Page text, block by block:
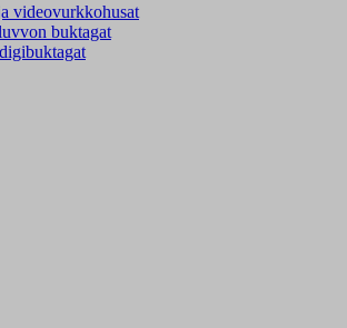
videovurkkohusat
buktagat